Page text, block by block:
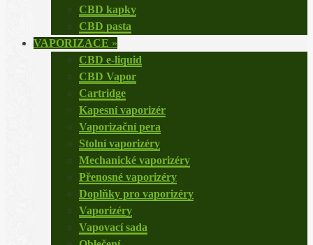
CBD kapky
CBD pasta
VAPORIZACE »
CBD e-liquid
CBD Vapor
Cartridge
Kapesní vaporizér
Vaporizační pera
Stolní vaporizéry
Mechanické vaporizéry
Přenosné vaporizéry
Doplňky pro vaporizéry
Vaporizéry
Vapovací sada